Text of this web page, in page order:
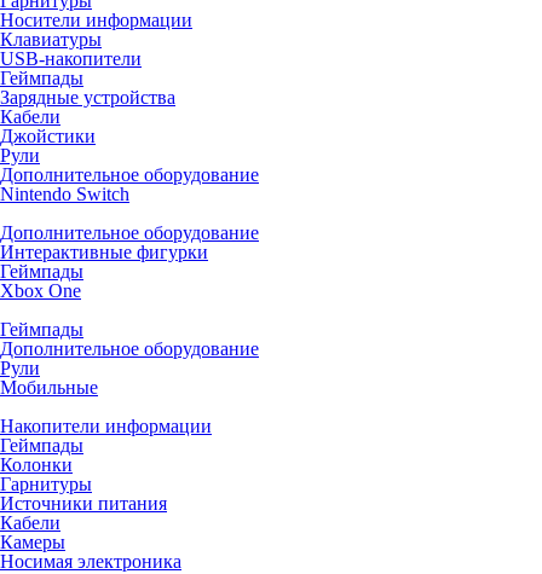
Носители информации
Клавиатуры
USB-накопители
Геймпады
Зарядные устройства
Кабели
Джойстики
Рули
Дополнительное оборудование
Nintendo Switch
Дополнительное оборудование
Интерактивные фигурки
Геймпады
Xbox One
Геймпады
Дополнительное оборудование
Рули
Мобильные
Накопители информации
Геймпады
Колонки
Гарнитуры
Источники питания
Кабели
Камеры
Носимая электроника